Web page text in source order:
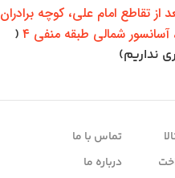
از تقاطع امام علی، کوچه برادران
شمالی طبقه منفی ۴
(
نداریم)
تماس با ما
درباره ما